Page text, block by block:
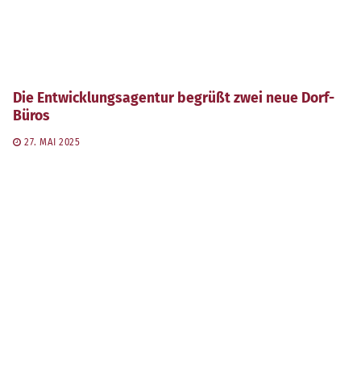
Die Entwicklungsagentur begrüßt zwei neue Dorf-
Büros
27. MAI 2025